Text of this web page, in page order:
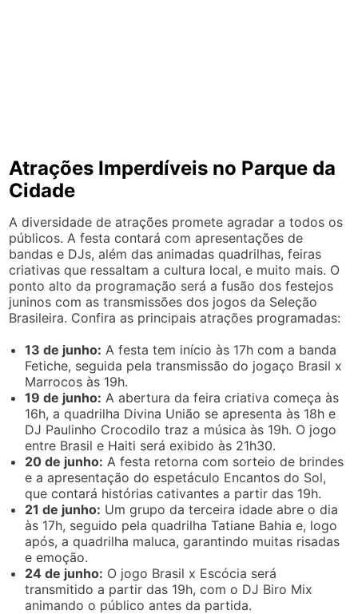
Atrações Imperdíveis no Parque da
Cidade
A diversidade de atrações promete agradar a todos os
públicos. A festa contará com apresentações de
bandas e DJs, além das animadas quadrilhas, feiras
criativas que ressaltam a cultura local, e muito mais. O
ponto alto da programação será a fusão dos festejos
juninos com as transmissões dos jogos da Seleção
Brasileira. Confira as principais atrações programadas:
13 de junho: A festa tem início às 17h com a banda
Fetiche, seguida pela transmissão do jogaço Brasil x
Marrocos às 19h.
19 de junho: A abertura da feira criativa começa às
16h, a quadrilha Divina União se apresenta às 18h e
DJ Paulinho Crocodilo traz a música às 19h. O jogo
entre Brasil e Haiti será exibido às 21h30.
20 de junho: A festa retorna com sorteio de brindes
e a apresentação do espetáculo Encantos do Sol,
que contará histórias cativantes a partir das 19h.
21 de junho: Um grupo da terceira idade abre o dia
às 17h, seguido pela quadrilha Tatiane Bahia e, logo
após, a quadrilha maluca, garantindo muitas risadas
e emoção.
24 de junho: O jogo Brasil x Escócia será
transmitido a partir das 19h, com o DJ Biro Mix
animando o público antes da partida.